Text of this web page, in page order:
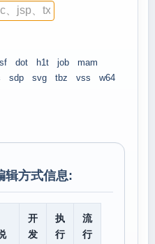
dot h1t job
mam
sdp svg tbz vss
w64
辑方式信息:
开
发
执
行
流
行